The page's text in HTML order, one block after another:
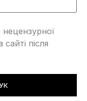
нецензурної
після